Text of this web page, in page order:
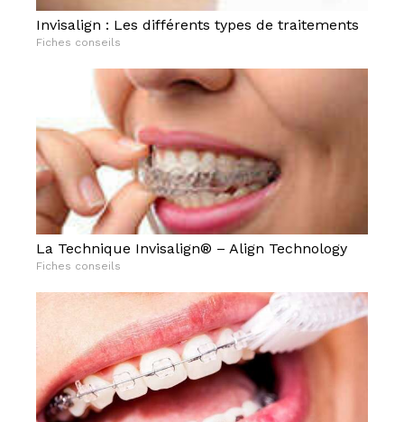
Invisalign : Les différents types de traitements
Fiches conseils
La Technique Invisalign® – Align Technology
Fiches conseils